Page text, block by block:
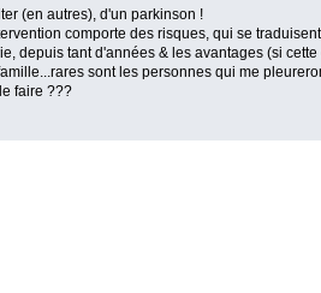
(en autres), d'un parkinson !
comporte des risques, qui se
depuis tant d'années & les avantages (si
sont les personnes qui me
faire ???